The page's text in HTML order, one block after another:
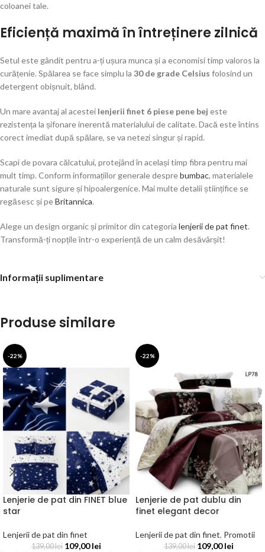
coloanei tale.
Eficiență maximă în întreținere zilnică
Setul este gândit pentru a-ți ușura munca și a economisi timp valoros la
curățenie. Spălarea se face simplu la 30 de grade Celsius folosind un
detergent obișnuit, blând.
Un mare avantaj al acestei lenjerii finet 6 piese pene bej este
rezistența la șifonare inerentă materialului de calitate. Dacă este întins
corect imediat după spălare, se va netezi singur și rapid.
Scapi de povara călcatului, protejând în același timp fibra pentru mai
mult timp. Conform informațiilor generale desprebumbac, materialele
naturale sunt sigure și hipoalergenice. Mai multe detalii științifice se
regăsesc și peBritannica.
Alege un design organic și primitor din categoria lenjerii de pat finet.
Transformă-ți nopțile într-o experiență de un calm desăvârșit!
Informații suplimentare
Produse similare
-22%
Lenjerie de pat din FINET blue
star
Lenjerii de pat din finet
139,00lei 109,00lei
-22%
Lenjerie de pat dublu din
finet elegant decor
Lenjerii de pat din finet, Promotii
139,00lei 109,00lei